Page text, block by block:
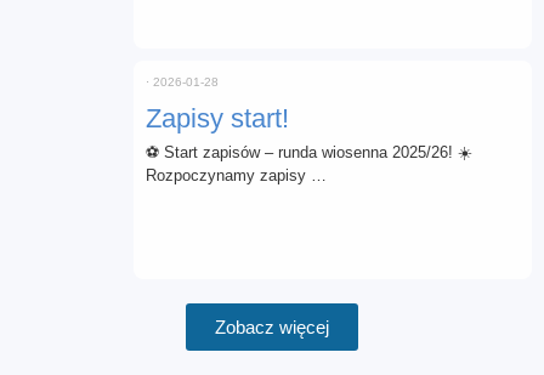
Zapisy start!
⋅ 2026-01-28
⚽ Start zapisów – runda wiosenna 2025/26! ☀️
Rozpoczynamy zapisy …
Zobacz więcej